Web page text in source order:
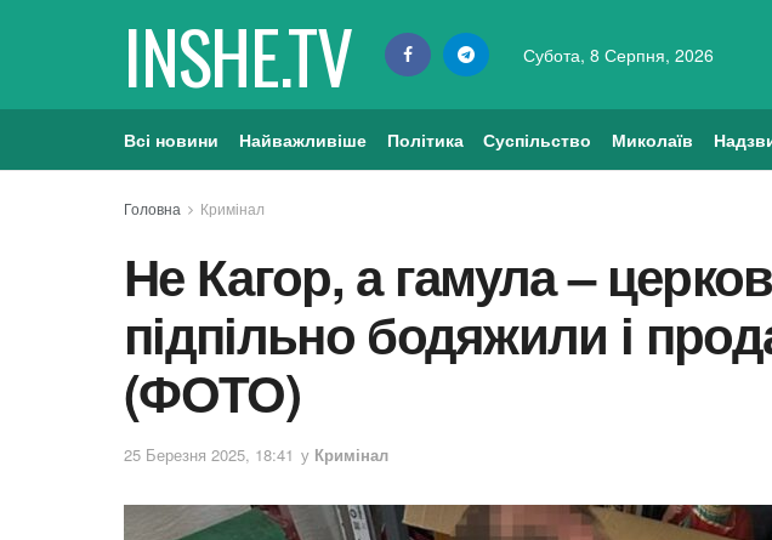
INSHE.TV Субота, 8 Серпня, 2026
Всі новини Найважливіше Політика Суспільство Миколаїв
Головна Кримінал
Не Кагор, а гамула –
підпільно бодяжили і
(ФОТО)
25 Березня 2025, 18:41 у Кримінал